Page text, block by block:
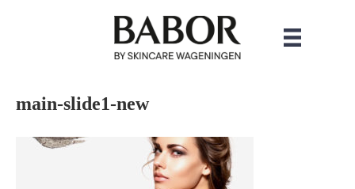
main-slide1-new